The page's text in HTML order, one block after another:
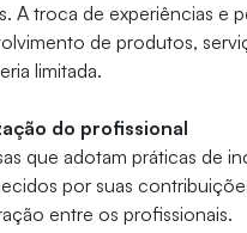
A troca de experiências e
de produtos,
limitada.
do profissional
que adotam práticas de
por suas
entre os profissionais.